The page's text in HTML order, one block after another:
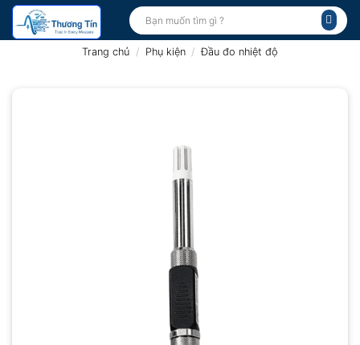
Bỏ
qua
Tìm
kiếm:
Trang chủ / Phụ kiện / Đầu đo nhiệt độ